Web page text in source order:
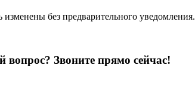
без предварительного уведомления.
вопрос? Звоните прямо сейчас!